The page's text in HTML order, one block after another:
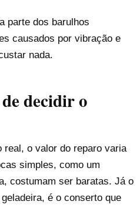
parte dos barulhos
causados por vibração e
nada.
decidir o
real, o valor do reparo varia
simples, como um
costumam ser baratas. Já o
é o conserto que